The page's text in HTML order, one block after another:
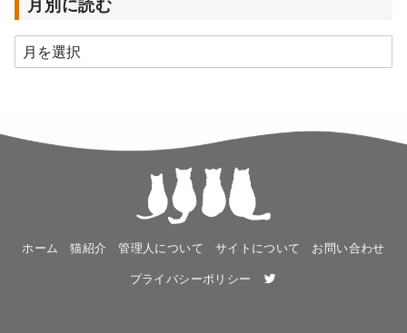
月
別
む
ホーム 猫紹介 管理人について サイトについて
お問い合わせ
プライバシーポリシー